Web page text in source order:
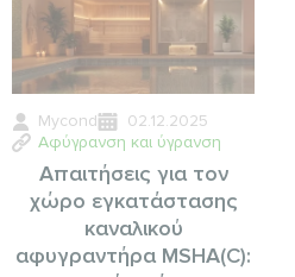
Mycond
02.12.2025
Αφύγρανση και ύγρανση
Απαιτήσεις για τον
χώρο εγκατάστασης
καναλικού
αφυγραντήρα MSHA(C):